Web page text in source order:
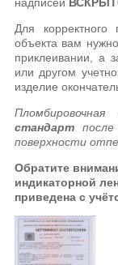
надписей
Для корректного
объекта вам
приклеивании, а
или другом
изделие
стандарт
поверхности
Обратите
индикаторной
приведена с